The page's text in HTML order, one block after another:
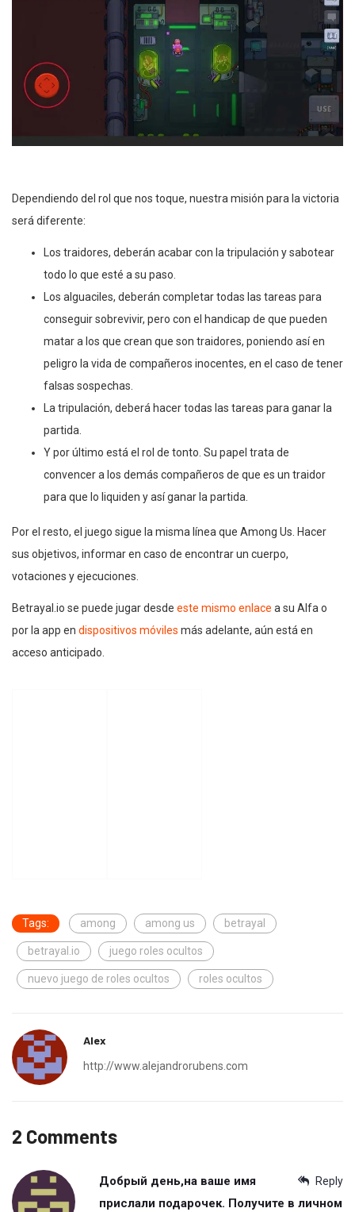
Dependiendo del rol que nos toque, nuestra misión para la victoria
será diferente:
Los traidores, deberán acabar con la tripulación y sabotear
todo lo que esté a su paso.
Los alguaciles, deberán completar todas las tareas para
conseguir sobrevivir, pero con el handicap de que pueden
matar a los que crean que son traidores, poniendo así en
peligro la vida de compañeros inocentes, en el caso de tener
falsas sospechas.
La tripulación, deberá hacer todas las tareas para ganar la
partida.
Y por último está el rol de tonto. Su papel trata de
convencer a los demás compañeros de que es un traidor
para que lo liquiden y así ganar la partida.
Por el resto, el juego sigue la misma línea que Among Us. Hacer
sus objetivos, informar en caso de encontrar un cuerpo,
votaciones y ejecuciones.
Betrayal.io se puede jugar desde este mismo enlace a su Alfa o
por la app en dispositivos móviles más adelante, aún está en
acceso anticipado.
Tags: among among us betrayal
betrayal.io juego roles ocultos
nuevo juego de roles ocultos roles ocultos
Alex
http://www.alejandrorubens.com
2 Comments
Reply
Добрый день,на ваше имя
прислали подарочек. Получите в личном